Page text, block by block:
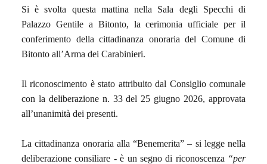
Si è svolta questa mattina nella Sala degli Specchi di
Palazzo Gentile a Bitonto, la cerimonia ufficiale per il
conferimento della cittadinanza onoraria del Comune di
Bitonto all’Arma dei Carabinieri.
Il riconoscimento è stato attribuito dal Consiglio comunale
con la deliberazione n. 33 del 25 giugno 2026, approvata
all’unanimità dei presenti.
La cittadinanza onoraria alla “Benemerita” – si legge nella
deliberazione consiliare - è un segno di riconoscenza “per